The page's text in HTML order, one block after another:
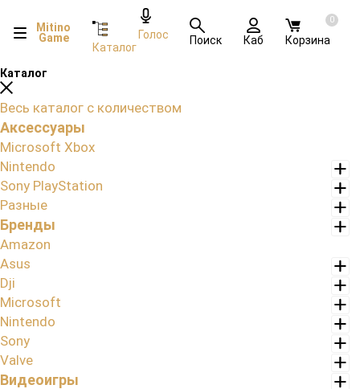
Mitino
Game
Каталог
Голос Поиск Каб
0
Корзина
Каталог
Весь каталог с количеством
Аксессуары
Microsoft Xbox
Nintendo
Sony PlayStation
Разные
Бренды
Amazon
Asus
Dji
Microsoft
Nintendo
Sony
Valve
Видеоигры